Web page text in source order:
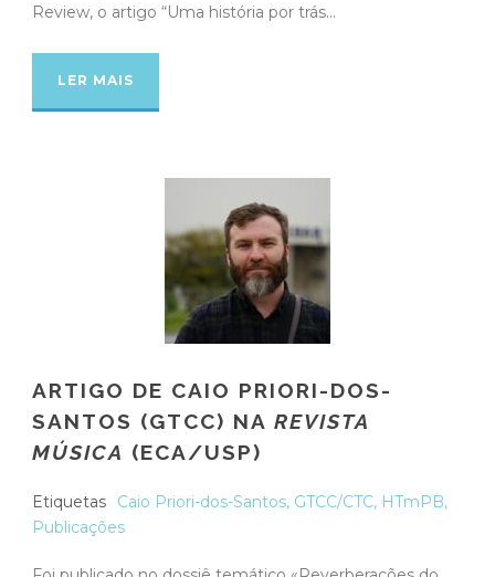
Review, o artigo “Uma história por trás...
LER MAIS
ARTIGO DE CAIO PRIORI-DOS-
SANTOS (GTCC) NA REVISTA
MÚSICA (ECA/USP)
Etiquetas Caio Priori-dos-Santos, GTCC/CTC, HTmPB,
Publicações